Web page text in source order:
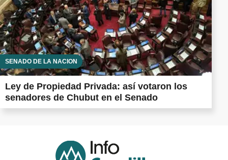
SENADO DE LA NACIÓN
Ley de Propiedad Privada: así votaron los
senadores de Chubut en el Senado